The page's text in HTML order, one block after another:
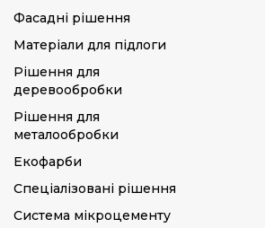
Фасадні рішення
Матеріали для підлоги
Рішення для
деревообробки
Рішення для
металообробки
Екофарби
Спеціалізовані рішення
Система мікроцементу